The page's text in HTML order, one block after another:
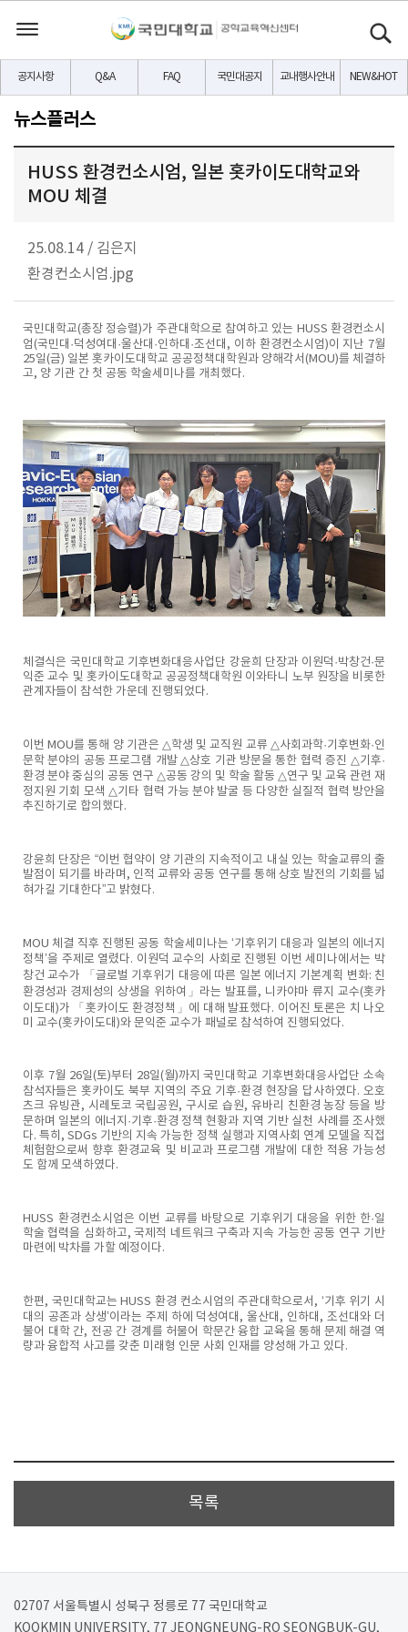
공지사항 Q&A FAQ 국민대공지 교내행사안내 NEW&HOT
뉴스플러스
HUSS 환경컨소시엄, 일본 홋카이도대학교와
MOU 체결
25.08.14 / 김은지
환경컨소시엄.jpg
국민대학교(총장 정승렬)가 주관대학으로 참여하고 있는 HUSS 환경컨소시
엄(국민대·덕성여대·울산대·인하대·조선대, 이하 환경컨소시엄)이 지난 7월
25일(금) 일본 홋카이도대학교 공공정책대학원과 양해각서(MOU)를 체결하
고, 양 기관 간 첫 공동 학술세미나를 개최했다.
체결식은 국민대학교 기후변화대응사업단 강윤희 단장과 이원덕·박창건·문
익준 교수 및 홋카이도대학교 공공정책대학원 이와타니 노부 원장을 비롯한
관계자들이 참석한 가운데 진행되었다.
이번 MOU를 통해 양 기관은 △학생 및 교직원 교류 △사회과학·기후변화·인
문학 분야의 공동 프로그램 개발 △상호 기관 방문을 통한 협력 증진 △기후·
환경 분야 중심의 공동 연구 △공동 강의 및 학술 활동 △연구 및 교육 관련 재
정지원 기회 모색 △기타 협력 가능 분야 발굴 등 다양한 실질적 협력 방안을
추진하기로 합의했다.
강윤희 단장은 “이번 협약이 양 기관의 지속적이고 내실 있는 학술교류의 출
발점이 되기를 바라며, 인적 교류와 공동 연구를 통해 상호 발전의 기회를 넓
혀가길 기대한다”고 밝혔다.
MOU 체결 직후 진행된 공동 학술세미나는 ‘기후위기 대응과 일본의 에너지
정책’을 주제로 열렸다. 이원덕 교수의 사회로 진행된 이번 세미나에서는 박
창건 교수가 「글로벌 기후위기 대응에 따른 일본 에너지 기본계획 변화: 친
환경성과 경제성의 상생을 위하여」라는 발표를, 니카야마 류지 교수(홋카
이도대)가 「홋카이도 환경정책」에 대해 발표했다. 이어진 토론은 치 나오
미 교수(홋카이도대)와 문익준 교수가 패널로 참석하여 진행되었다.
이후 7월 26일(토)부터 28일(월)까지 국민대학교 기후변화대응사업단 소속
참석자들은 홋카이도 북부 지역의 주요 기후·환경 현장을 답사하였다. 오호
츠크 유빙관, 시레토코 국립공원, 구시로 습원, 유바리 친환경 농장 등을 방
문하며 일본의 에너지·기후·환경 정책 현황과 지역 기반 실천 사례를 조사했
다. 특히, SDGs 기반의 지속 가능한 정책 실행과 지역사회 연계 모델을 직접
체험함으로써 향후 환경교육 및 비교과 프로그램 개발에 대한 적용 가능성
도 함께 모색하였다.
HUSS 환경컨소시엄은 이번 교류를 바탕으로 기후위기 대응을 위한 한·일
학술 협력을 심화하고, 국제적 네트워크 구축과 지속 가능한 공동 연구 기반
마련에 박차를 가할 예정이다.
한편, 국민대학교는 HUSS 환경 컨소시엄의 주관대학으로서, ‘기후 위기 시
대의 공존과 상생’이라는 주제 하에 덕성여대, 울산대, 인하대, 조선대와 더
불어 대학 간, 전공 간 경계를 허물어 학문간 융합 교육을 통해 문제 해결 역
량과 융합적 사고를 갖춘 미래형 인문 사회 인재를 양성해 가고 있다.
목록
02707 서울특별시 성북구 정릉로 77 국민대학교
KOOKMIN UNIVERSITY, 77 JEONGNEUNG-RO SEONGBUK-GU,